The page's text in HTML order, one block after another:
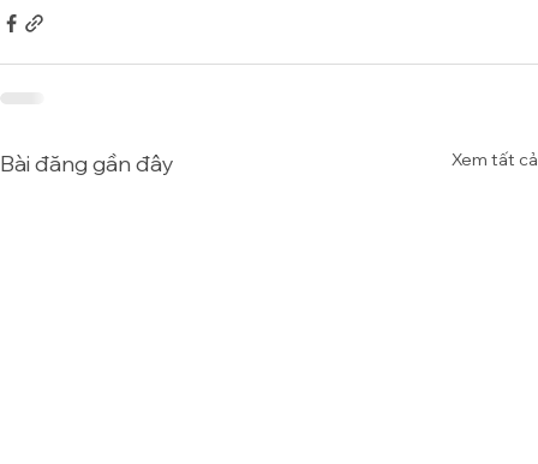
Bài đăng gần đây Xem tất cả